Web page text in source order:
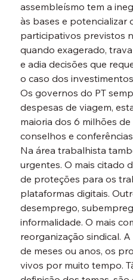
assembleísmo tem a
às bases e potencializar
participativos previstos
quando exagerado,
e adia decisões que
o caso dos
Os governos do PT
despesas de viagem,
maioria dos 6 milhões
conselhos e
Na área trabalhista
urgentes. O mais citado
de proteções para os
plataformas digitais.
desemprego,
informalidade. O mais
reorganização sindical.
de meses ou anos, os
vivos por muito tempo.